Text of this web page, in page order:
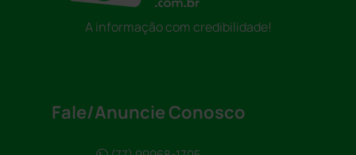
A informação com credibilidade!
Fale/Anuncie Conosco